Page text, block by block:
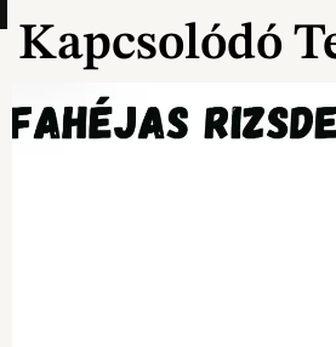
Kapcsolódó